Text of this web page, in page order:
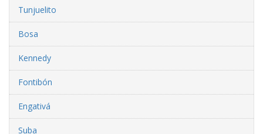
Tunjuelito
Bosa
Kennedy
Fontibón
Engativá
Suba